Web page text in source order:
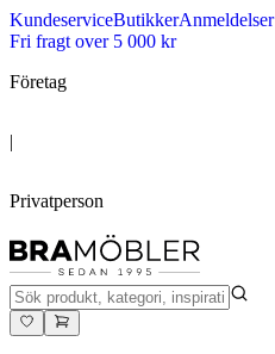
KundeserviceButikkerAnmeldelser
Fri fragt over 5 000 kr
Företag
|
Privatperson